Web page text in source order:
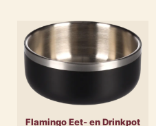
Flamingo Eet- en Drinkpot